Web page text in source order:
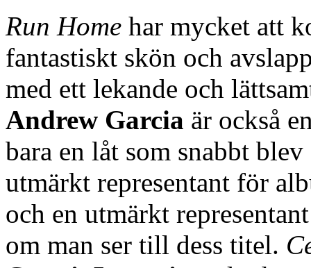
Run Home har mycket att
fantastiskt skön och
med ett lekande och
Andrew Garcia är också
bara en låt som snabbt
utmärkt representant för
och en utmärkt
om man ser till dess titel.